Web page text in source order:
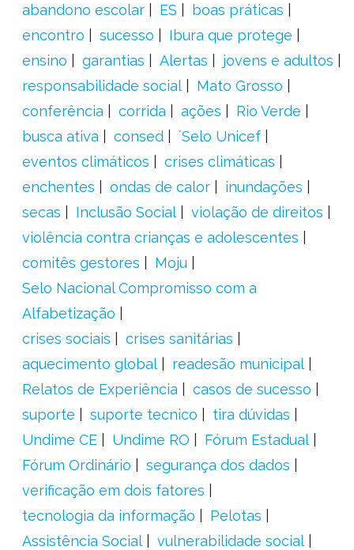
abandono escolar
ES
boas práticas
encontro
sucesso
Ibura que protege
ensino
garantias Alertas
jovens e adultos
responsabilidade social
Mato Grosso
conferência
corrida ações
Rio Verde
busca ativa
consed
´Selo Unicef
eventos climáticos
crises climáticas
enchentes
ondas de calor
inundações
secas
Inclusão Social
violação de direitos
violência contra crianças e adolescentes
comitês gestores
Moju
Selo Nacional Compromisso com a
Alfabetização
crises sociais
crises sanitárias
aquecimento global
readesão municipal
Relatos de Experiência
casos de sucesso
suporte
suporte tecnico
tira dúvidas
Undime CE
Undime RO
Fórum Estadual
Fórum Ordinário
segurança dos dados
verificação em dois fatores
tecnologia da informação
Pelotas
Assistência Social
vulnerabilidade social